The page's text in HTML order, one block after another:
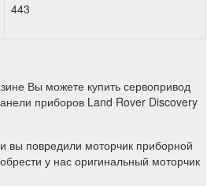
443
Вы можете купить сервопривод
приборов Land Rover Discovery
вы повредили моторчик приборной
у нас оригинальный моторчик